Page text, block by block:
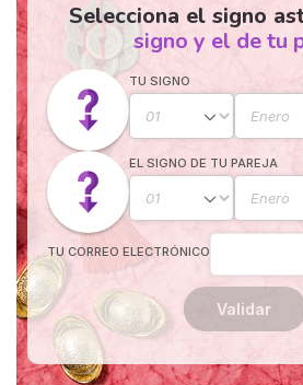
Selecciona el signo
signo y el de tu
TU SIGNO
EL SIGNO DE TU PAREJA
TU CORREO ELECTRÓNICO
Validar